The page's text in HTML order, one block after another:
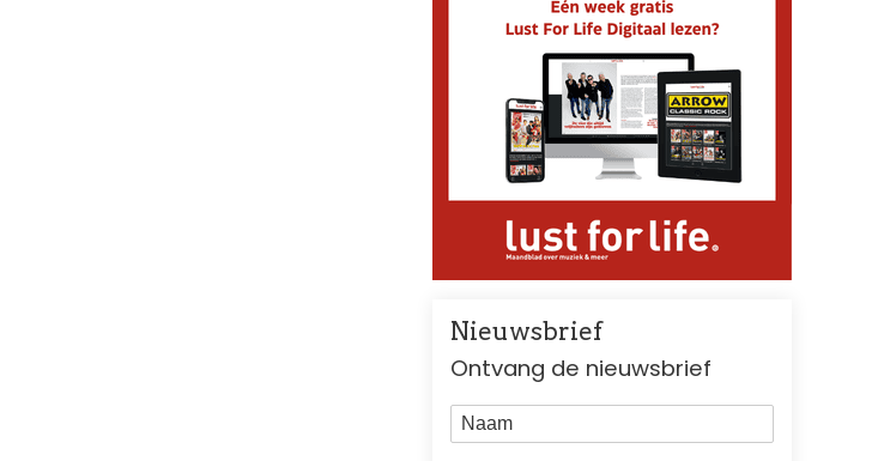
Nieuwsbrief
Ontvang de nieuwsbrief
Naam